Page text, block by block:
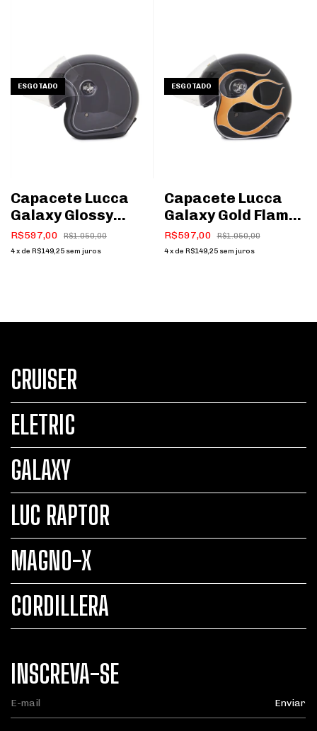
ESGOTADO
Capacete Lucca
Galaxy Glossy
Chopper Silver
R$597,00 R$1.050,00
4x de R$149,25 sem juros
ESGOTADO
Capacete Lucca
Galaxy Gold Flame
Black
R$597,00 R$1.050,00
4 x de R$149,25 sem juros
CRUISER
ELETRIC
GALAXY
LUC RAPTOR
MAGNO-X
CORDILLERA
INSCREVA-SE